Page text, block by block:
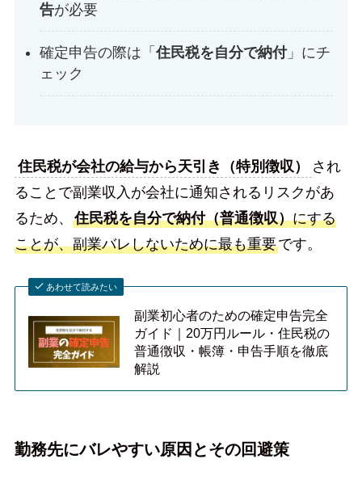
告が必要
確定申告の際は「住民税を自分で納付」にチ
ェック
住民税が会社の給与から天引き（特別徴収）
され
ることで副業収入が会社に通知されるリスクがあ
るため、 住民税を自分で納付（普通徴収）にする
ことが、副業バレしないために最も重要です。
あわせて読みたい
副業初心者のための確定申告完全
ガイド｜20万円ルール・住民税の
普通徴収・帳簿・申告手順を徹底
解説
勤務先にバレやすい原因とその回避策